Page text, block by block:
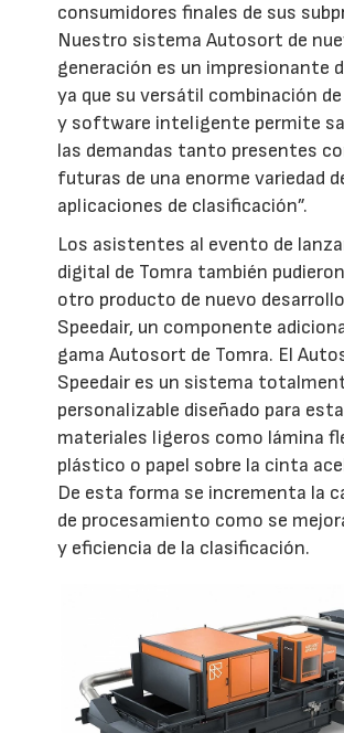
consumidores finales de sus
Nuestro sistema Autosort de
generación es un impresionante
ya que su versátil combinación
y software inteligente permite
las demandas tanto presentes
futuras de una enorme variedad
aplicaciones de clasificación”.
Los asistentes al evento de
digital de Tomra también
otro producto de nuevo
Speedair, un componente
gama Autosort de Tomra. El
Speedair es un sistema
personalizable diseñado para
materiales ligeros como lámina
plástico o papel sobre la cinta
De esta forma se incrementa la
de procesamiento como se
y eficiencia de la clasificación.